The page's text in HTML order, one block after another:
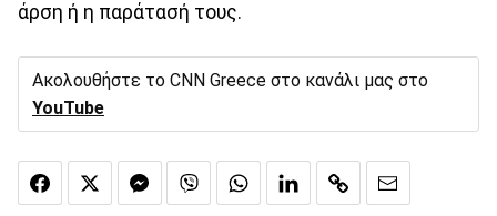
άρση ή η παράτασή τους.
Ακολουθήστε το CNN Greece στο κανάλι μας στο
YouTube